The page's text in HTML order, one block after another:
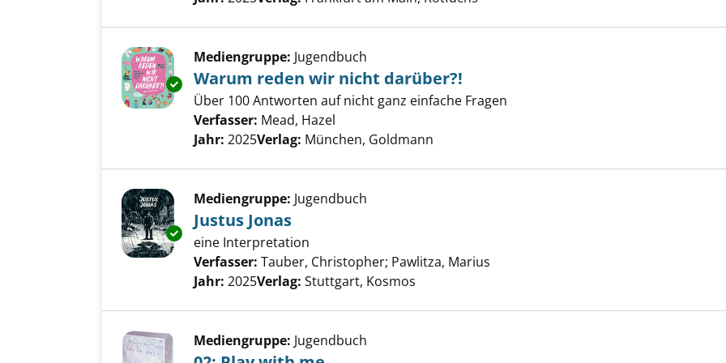
Exemplar-Details von Warum reden wir nicht darüber?! anzeigen
Mediengruppe: Jugendbuch
Warum reden wir nicht darüber?!
Über 100 Antworten auf nicht ganz einfache Fragen
Verfasser: Mead, Hazel
Jahr: 2025Verlag: München, Goldmann
Exemplar-Details von Justus Jonas anzeigen
Mediengruppe: Jugendbuch
Justus Jonas
eine Interpretation
Verfasser: Tauber, Christopher; Pawlitza, Marius
Jahr: 2025Verlag: Stuttgart, Kosmos
Mediengruppe: Jugendbuch